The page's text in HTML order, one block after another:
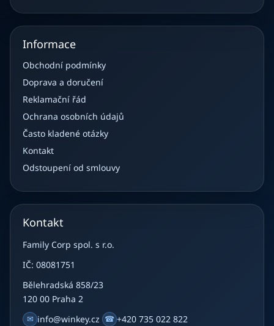
Informace
Obchodní podmínky
Doprava a doručení
Reklamační řád
Ochrana osobních údajů
Často kladené otázky
Kontakt
Odstoupení od smlouvy
Kontakt
Family Corp spol. s r.o.
IČ: 08081751
Bělehradská 858/23
120 00 Praha 2
✉ info@winkey.cz ☎ +420 735 022 822